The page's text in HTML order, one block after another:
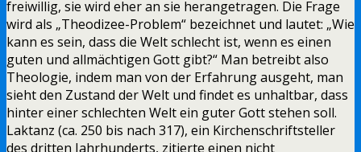
freiwillig, sie wird eher an sie herangetragen. Die Frage
wird als „Theodizee-Problem“ bezeichnet und lautet: „Wie
kann es sein, dass die Welt schlecht ist, wenn es einen
guten und allmächtigen Gott gibt?“ Man betreibt also
Theologie, indem man von der Erfahrung ausgeht, man
sieht den Zustand der Welt und findet es unhaltbar, dass
hinter einer schlechten Welt ein guter Gott stehen soll.
Laktanz (ca. 250 bis nach 317), ein Kirchenschriftsteller
des dritten Jahrhunderts, zitierte einen nicht